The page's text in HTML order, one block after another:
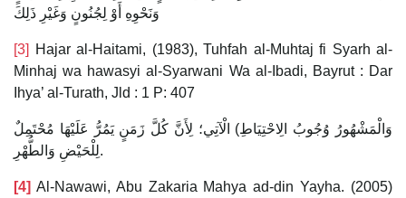
وَنَحْوِهِ أَوْ لِجُنُونٍ وَغَيْرِ ذَلِكَ
[3]
Hajar al-Haitami, (1983), Tuhfah al-Muhtaj fi Syarh al-
Minhaj wa hawasyi al-Syarwani Wa al-Ibadi, Bayrut : Dar
Ihya’ al-Turath, Jld : 1 P: 407
وَالْمَشْهُورُ وُجُوبُ الِاحْتِيَاطِ) الْآتِي؛ لِأَنَّ كُلَّ زَمَنٍ يَمُرُّ عَلَيْهَا مُحْتَمِلٌ
لِلْحَيْضِ وَالطُّهْرِ.
[4] Al-Nawawi, Abu Zakaria Mahya ad-din Yayha. (2005)